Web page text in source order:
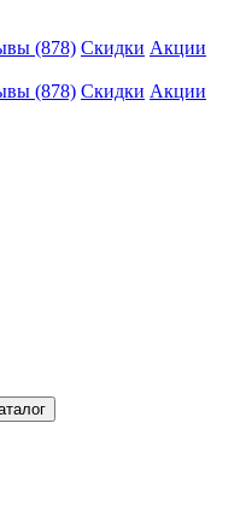
(878) Скидки Акции
(878) Скидки Акции